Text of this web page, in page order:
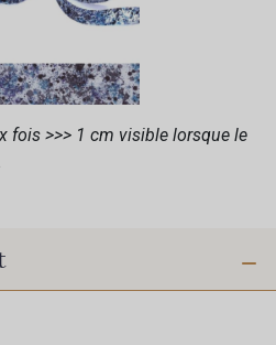
fois >>> 1 cm visible lorsque le